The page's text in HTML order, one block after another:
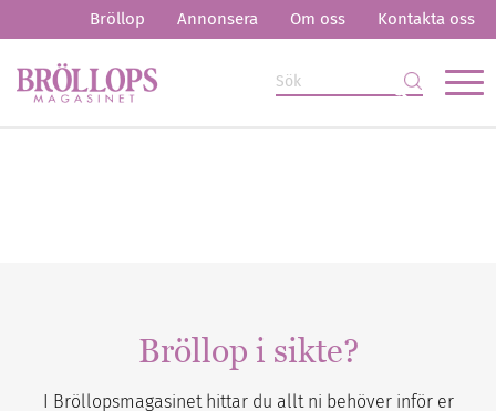
Bröllop Annonsera Om oss Kontakta oss
Bröllop i sikte?
I Bröllopsmagasinet hittar du allt ni behöver inför er